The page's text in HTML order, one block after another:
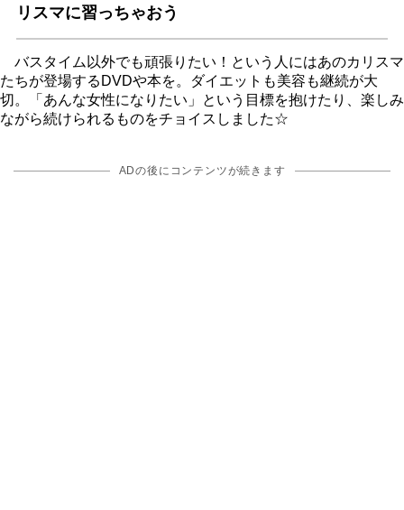
リスマに習っちゃおう
バスタイム以外でも頑張りたい！という人にはあのカリスマ
たちが登場するDVDや本を。ダイエットも美容も継続が大
切。「あんな女性になりたい」という目標を抱けたり、楽しみ
ながら続けられるものをチョイスしました☆
ADの後にコンテンツが続きます